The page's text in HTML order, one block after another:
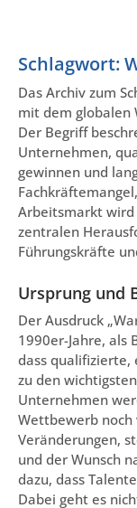
Schlagwort:
Das Archiv zum
mit dem globalen
Der Begriff
Unternehmen,
gewinnen und
Arbeitsmarkt wird
zentralen
Führungskräfte
Ursprung und
Der Ausdruck
1990er-Jahre, als
dass
zu den
Unternehmen
Wettbewerb noch
Veränderungen,
und der Wunsch
dazu, dass
Dabei geht es